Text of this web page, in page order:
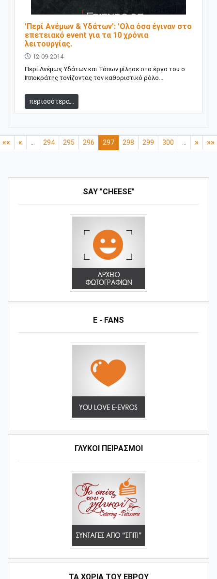
SAY "CHEESE"
E - FANS
ΓΛΥΚΟΊ ΠΕΙΡΑΣΜΟΊ
ΤΑ ΧΩΡΙΆ ΤΟΥ ΈΒΡΟΥ
'Περί Ανέμων & Υδάτων': 'Ολα όσα έγιναν στο
επετειακό event για τα 10 χρόνια
λειτουργίας.
12-09-2014
Περί Ανέμων, Υδάτων και Τόπων μίλησε στο έργο του ο
Ιπποκράτης τονίζοντας τον καθοριστικό ρόλο...
περισσότερα...
«« « 294 295 296 297 298 299 300 » »»